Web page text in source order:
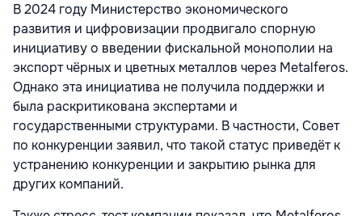
В 2024 году Министерство экономического
развития и цифровизации продвигало спорную
инициативу о введении фискальной монополии на
экспорт чёрных и цветных металлов через Metalferos.
Однако эта инициатива не получила поддержки и
была раскритикована экспертами и
государственными структурами. В частности, Совет
по конкуренции заявил, что такой статус приведёт к
устранению конкуренции и закрытию рынка для
других компаний.